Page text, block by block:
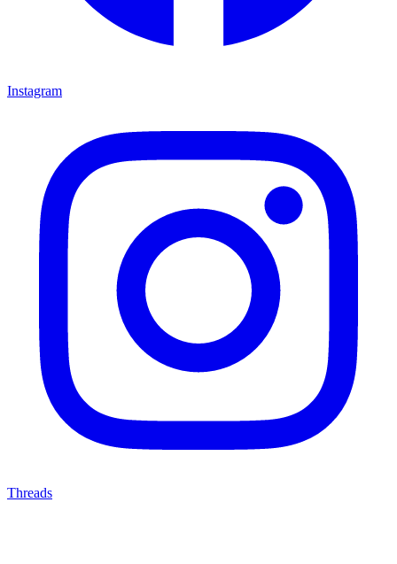
Instagram
Threads